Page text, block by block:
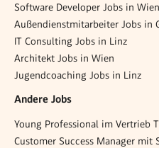
Software Developer Jobs in Wien
Außendienstmitarbeiter Jobs in
IT Consulting Jobs in Linz
Architekt Jobs in Wien
Jugendcoaching Jobs in Linz
Andere Jobs
Young Pro­fes­si­o­nal im Ver­trieb
Customer Success Manager